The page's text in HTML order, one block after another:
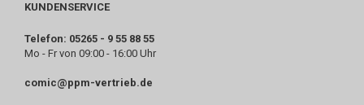
KUNDENSERVICE
Telefon: 05265 - 9 55 88 55
Mo - Fr von 09:00 - 16:00 Uhr
comic@ppm-vertrieb.de